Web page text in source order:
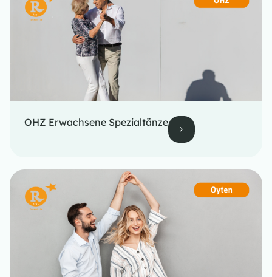
OHZ Erwachsene Spezialtänze